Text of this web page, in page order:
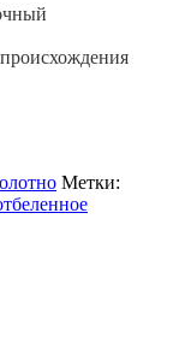
Метки: